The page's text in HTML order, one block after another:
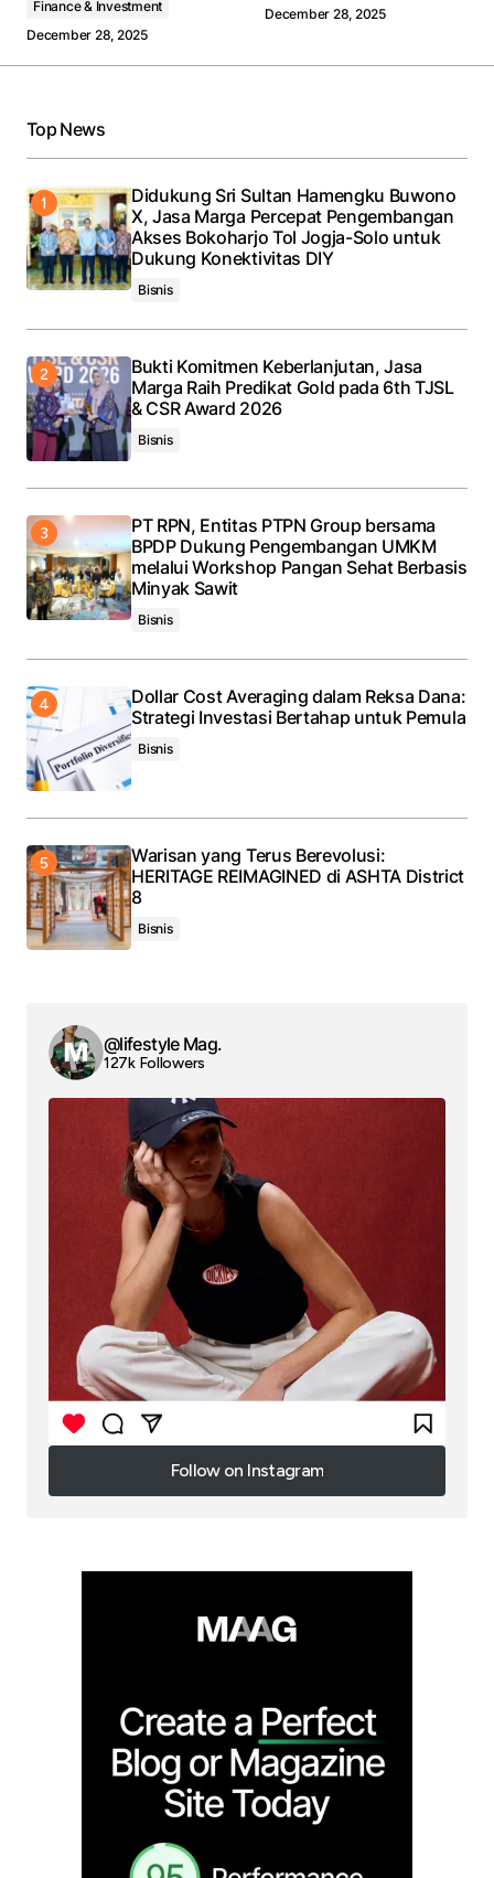
Your Name*
Your E-mail
Save my name, email, and website in this browser
for the next time I comment.
Submit Comment
Finance & Investment
December 28, 2025
December 28, 2025
Top News
Didukung Sri Sultan Hamengku Buwono
X, Jasa Marga Percepat Pengembangan
Akses Bokoharjo Tol Jogja-Solo untuk
Dukung Konektivitas DIY
Bisnis
Bukti Komitmen Keberlanjutan, Jasa
Marga Raih Predikat Gold pada 6th TJSL
& CSR Award 2026
Bisnis
PT RPN, Entitas PTPN Group bersama
BPDP Dukung Pengembangan UMKM
melalui Workshop Pangan Sehat Berbasis
Minyak Sawit
Bisnis
Dollar Cost Averaging dalam Reksa Dana:
Strategi Investasi Bertahap untuk Pemula
Bisnis
Warisan yang Terus Berevolusi:
HERITAGE REIMAGINED di ASHTA District
8
Bisnis
@lifestyle Mag.
127k Followers
Follow on Instagram
Follow on Instagram